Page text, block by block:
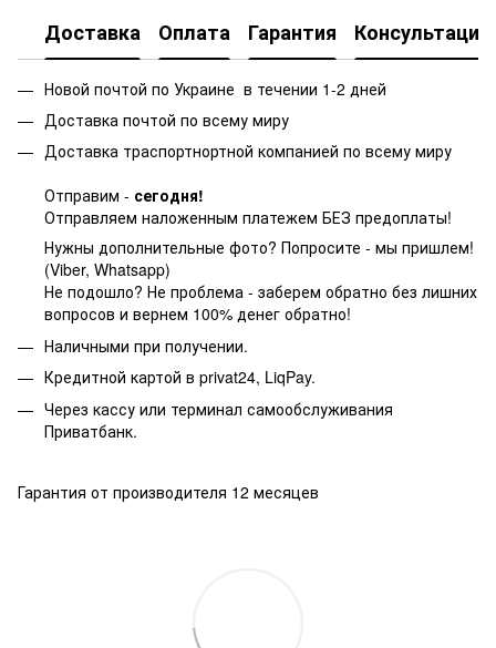
Доставка Оплата Гарантия Консультация
Новой почтой по Украине в течении 1-2 дней
Доставка почтой по всему миру
Доставка траспортнортной компанией по всему миру
Отправим - сегодня!
Отправляем наложенным платежем БЕЗ предоплаты!
Нужны дополнительные фото? Попросите - мы пришлем!
(Viber, Whatsapp)
Не подошло? Не проблема - заберем обратно без лишних
вопросов и вернем 100% денег обратно!
Наличными при получении.
Кредитной картой в privat24, LiqPay.
Через кассу или терминал самообслуживания
Приватбанк.
Гарантия от производителя 12 месяцев